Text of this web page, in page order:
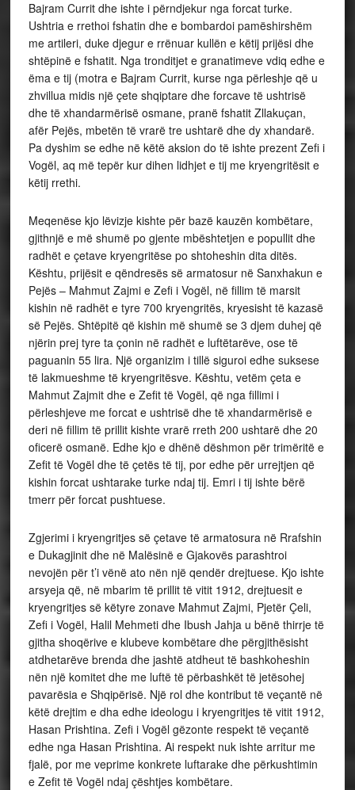
Bajram Currit dhe ishte i përndjekur nga forcat turke.
Ushtria e rrethoi fshatin dhe e bombardoi pamëshirshëm
me artileri, duke djegur e rrënuar kullën e këtij prijësi dhe
shtëpinë e fshatit. Nga tronditjet e granatimeve vdiq edhe e
ëma e tij (motra e Bajram Currit, kurse nga përleshje që u
zhvillua midis një çete shqiptare dhe forcave të ushtrisë
dhe të xhandarmërisë osmane, pranë fshatit Zllakuçan,
afër Pejës, mbetën të vrarë tre ushtarë dhe dy xhandarë.
Pa dyshim se edhe në këtë aksion do të ishte prezent Zefi i
Vogël, aq më tepër kur dihen lidhjet e tij me kryengritësit e
këtij rrethi.
Meqenëse kjo lëvizje kishte për bazë kauzën kombëtare,
gjithnjë e më shumë po gjente mbështetjen e popullit dhe
radhët e çetave kryengritëse po shtoheshin dita ditës.
Kështu, prijësit e qëndresës së armatosur në Sanxhakun e
Pejës – Mahmut Zajmi e Zefi i Vogël, në fillim të marsit
kishin në radhët e tyre 700 kryengritës, kryesisht të kazasë
së Pejës. Shtëpitë që kishin më shumë se 3 djem duhej që
njërin prej tyre ta çonin në radhët e luftëtarëve, ose të
paguanin 55 lira. Një organizim i tillë siguroi edhe suksese
të lakmueshme të kryengritësve. Kështu, vetëm çeta e
Mahmut Zajmit dhe e Zefit të Vogël, që nga fillimi i
përleshjeve me forcat e ushtrisë dhe të xhandarmërisë e
deri në fillim të prillit kishte vrarë rreth 200 ushtarë dhe 20
oficerë osmanë. Edhe kjo e dhënë dëshmon për trimëritë e
Zefit të Vogël dhe të çetës të tij, por edhe për urrejtjen që
kishin forcat ushtarake turke ndaj tij. Emri i tij ishte bërë
tmerr për forcat pushtuese.
Zgjerimi i kryengritjes së çetave të armatosura në Rrafshin
e Dukagjinit dhe në Malësinë e Gjakovës parashtroi
nevojën për t’i vënë ato nën një qendër drejtuese. Kjo ishte
arsyeja që, në mbarim të prillit të vitit 1912, drejtuesit e
kryengritjes së këtyre zonave Mahmut Zajmi, Pjetër Çeli,
Zefi i Vogël, Halil Mehmeti dhe Ibush Jahja u bënë thirrje të
gjitha shoqërive e klubeve kombëtare dhe përgjithësisht
atdhetarëve brenda dhe jashtë atdheut të bashkoheshin
nën një komitet dhe me luftë të përbashkët të jetësohej
pavarësia e Shqipërisë. Një rol dhe kontribut të veçantë në
këtë drejtim e dha edhe ideologu i kryengritjes të vitit 1912,
Hasan Prishtina. Zefi i Vogël gëzonte respekt të veçantë
edhe nga Hasan Prishtina. Ai respekt nuk ishte arritur me
fjalë, por me veprime konkrete luftarake dhe përkushtimin
e Zefit të Vogël ndaj çështjes kombëtare.